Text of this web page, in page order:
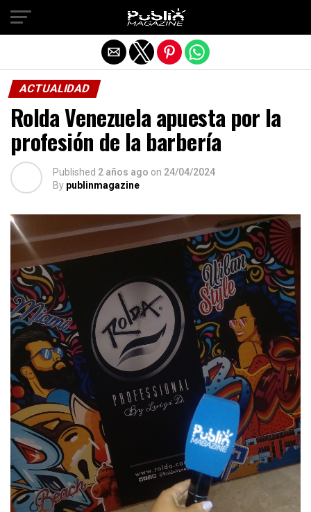
ACTUALIDAD
Rolda Venezuela apuesta por la
profesión de la barbería
Published 2 años ago on 24/04/2024
By publinmagazine
Salir de la versión móvil